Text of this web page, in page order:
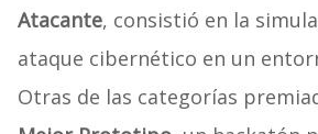
Atacante, consistió en la
ataque cibernético en un
Otras de las categorías